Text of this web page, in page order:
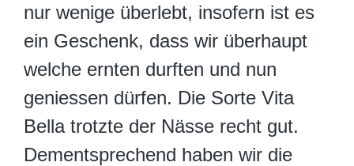
nur wenige überlebt, insofern ist es
ein Geschenk, dass wir überhaupt
welche ernten durften und nun
geniessen dürfen. Die Sorte Vita
Bella trotzte der Nässe recht gut.
Dementsprechend haben wir die